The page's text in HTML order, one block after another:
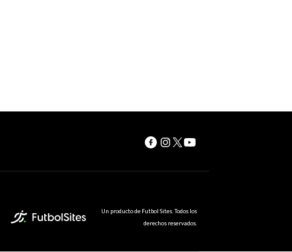
Un producto de Futbol Sites. Todos los
derechos reservados.